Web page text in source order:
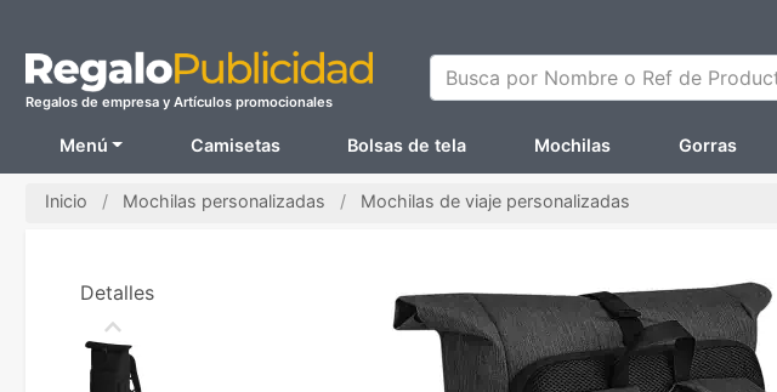
Regalos de empresa y Artículos promocionales
Busca por Nombre o Ref de Producto
Menú Camisetas Bolsas de tela Mochilas Gorras
Inicio Mochilas personalizadas Mochilas de viaje personalizadas
Detalles